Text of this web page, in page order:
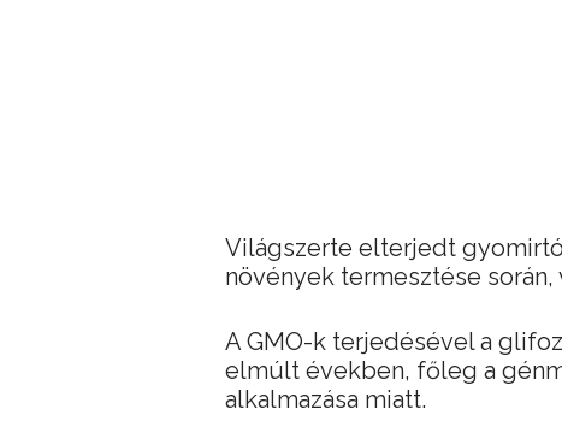
Világszerte elterjedt
növények termesztése
A GMO-k terjedésével a
elmúlt években, főleg a
alkalmazása miatt.